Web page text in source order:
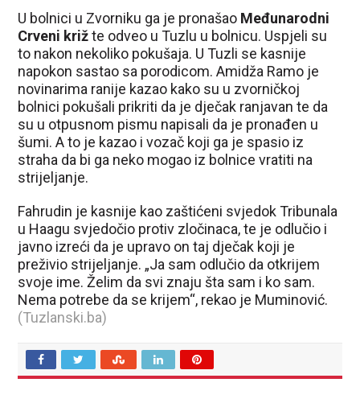
U bolnici u Zvorniku ga je pronašao Međunarodni
Crveni križte odveo u Tuzlu u bolnicu. Uspjeli su
to nakon nekoliko pokušaja. U Tuzli se kasnije
napokon sastao sa porodicom. Amidža Ramo je
novinarima ranije kazao kako su u zvorničkoj
bolnici pokušali prikriti da je dječak ranjavan te da
su u otpusnom pismu napisali da je pronađen u
šumi. A to je kazao i vozač koji ga je spasio iz
straha da bi ga neko mogao iz bolnice vratiti na
strijeljanje.
Fahrudin je kasnije kao zaštićeni svjedok Tribunala
u Haagu svjedočio protiv zločinaca, te je odlučio i
javno izreći da je upravo on taj dječak koji je
preživio strijeljanje. „Ja sam odlučio da otkrijem
svoje ime. Želim da svi znaju šta sam i ko sam.
Nema potrebe da se krijem“, rekao je Muminović.
(Tuzlanski.ba)